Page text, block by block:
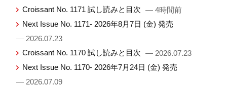
Croissant No. 1171 試し読みと目次 — 4時間前
Next Issue No. 1171- 2026年8月7日 (金) 発売
— 2026.07.23
Croissant No. 1170 試し読みと目次 — 2026.07.23
Next Issue No. 1170- 2026年7月24日 (金) 発売
— 2026.07.09